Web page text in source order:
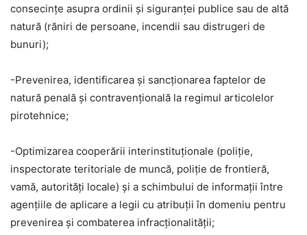
consecinţe asupra ordinii şi siguranţei publice sau de altă
natură (răniri de persoane, incendii sau distrugeri de
bunuri);
-Prevenirea, identificarea şi sancţionarea faptelor de
natură penală şi contravenţională la regimul articolelor
pirotehnice;
-Optimizarea cooperării interinstituţionale (poliţie,
inspectorate teritoriale de muncă, poliţie de frontieră,
vamă, autorităţi locale) şi a schimbului de informaţii între
agenţiile de aplicare a legii cu atribuţii în domeniu pentru
prevenirea şi combaterea infracţionalităţii;